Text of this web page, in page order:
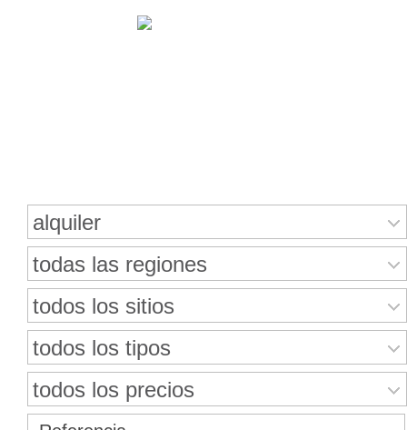
alquiler
todas las regiones
todos los sitios
todos los tipos
todos los precios